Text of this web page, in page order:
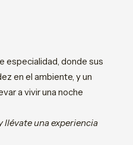
especialidad, donde sus
en el ambiente, y un
a vivir una noche
llévate una experiencia